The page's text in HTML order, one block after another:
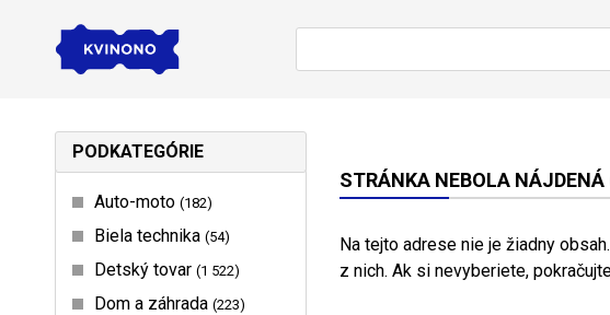
PODKATEGÓRIE
Auto-moto 182
Biela technika 54
Detský tovar 1 522
Dom a záhrada 223
STRÁNKA NEBOLA
Na tejto adrese nie je žiadny
z nich. Ak si nevyberiete,